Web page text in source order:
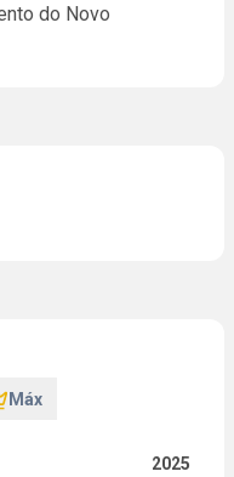
do Novo
Máx
2025